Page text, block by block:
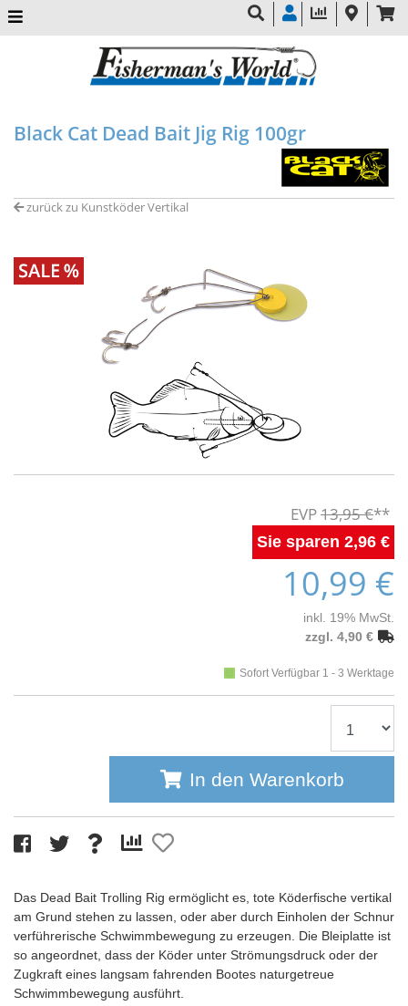
Black Cat Dead Bait Jig Rig 100gr
zurück zu Kunstköder Vertikal
13,95 €
2,96 €
10,99 €
inkl. 19% MwSt.
zzgl. 4,90 €
Sofort Verfügbar 1 - 3 Werktage
In den Warenkorb
Das Dead Bait Trolling Rig ermöglicht es, tote Köderfische vertikal
am Grund stehen zu lassen, oder aber durch Einholen der Schnur
verführerische Schwimmbewegung zu erzeugen. Die Bleiplatte ist
so angeordnet, dass der Köder unter Strömungsdruck oder der
Zugkraft eines langsam fahrenden Bootes naturgetreue
Schwimmbewegung ausführt.